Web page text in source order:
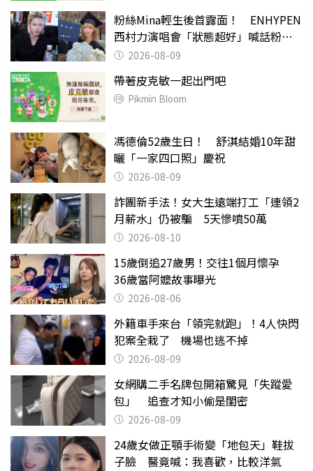
粉絲Mina輕生後首露面！ ENHYPEN
西村力演唱會「狀態超好」喊話粉
絲：我們心意相通
2026-08-09
帶著皮克敏一起出門吧
Pikmin Bloom
馮德倫52歲生日！ 舒淇結婚10年甜
曬「一家四口照」慶祝
2026-08-09
詐團新手法！女大生遠端打工「連領2
月薪水」仍被騙 5天慘噴50萬
2026-08-10
15歲倒追27歲男！交往1個月懷孕
36歲當阿嬤故事曝光
2026-08-06
外籍車手來台「領完就跑」！4人快閃
犯案全栽了 機場也逃不掉
2026-08-09
女網購二手名牌包開箱驚見「失蹤愛
包」 追查才知小偷是閨密
2026-08-09
24歲女做正顎手術變「地包天」鞋拔
子臉 醫竟喊：我喜歡，比較洋氣